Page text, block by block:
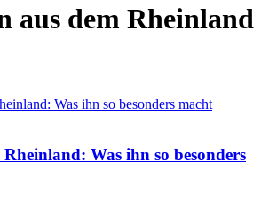
aus dem Rheinland
Was ihn so besonders